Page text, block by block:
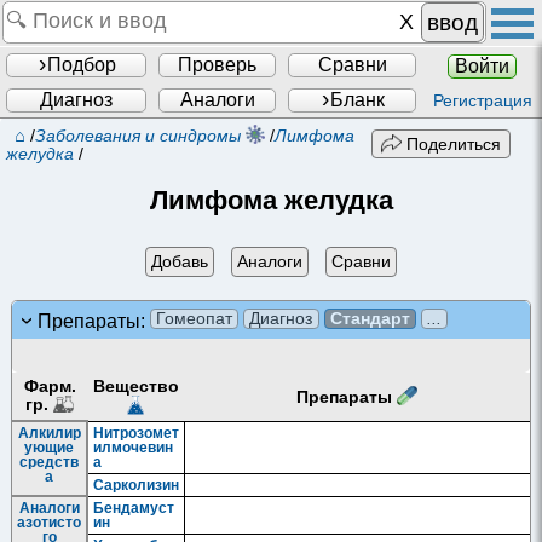
ввод
Подбор Проверь Сравни
Войти
Диагноз
Аналоги Бланк Регистрация
⌂ /Заболевания и синдромы /Лимфома
желудка/
Поделиться
Лимфома желудка
Добавь Аналоги Сравни
Препараты: Гомеопат Диагноз Стандарт
Фарм.
гр.
Вещество
Препараты
Алкилир
ующие
средств
а
Нитрозомет
илмочевин
а
Сарколизин
Аналоги
азотисто
го
Бендамуст
ин